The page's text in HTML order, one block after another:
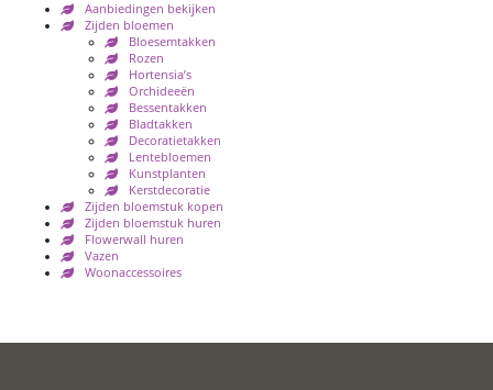
Aanbiedingen bekijken
Zijden bloemen
Bloesemtakken
Rozen
Hortensia’s
Orchideeën
Bessentakken
Bladtakken
Decoratietakken
Lentebloemen
Kunstplanten
Kerstdecoratie
Zijden bloemstuk kopen
Zijden bloemstuk huren
Flowerwall huren
Vazen
Woonaccessoires